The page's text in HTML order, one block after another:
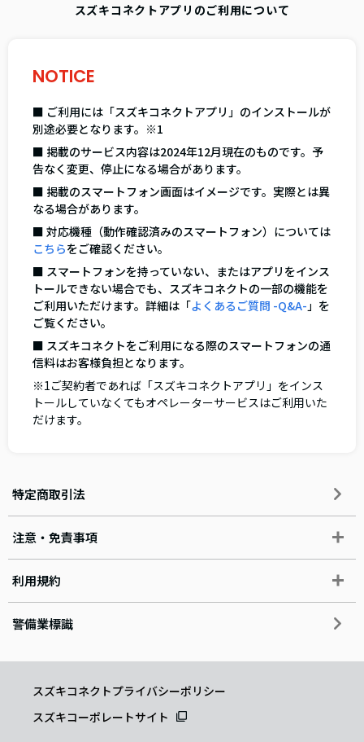
スズキコネクトアプリのご利用について
NOTICE
■ ご利用には「スズキコネクトアプリ」のインストールが
別途必要となります。※1
■ 掲載のサービス内容は2024年12月現在のものです。予
告なく変更、停止になる場合があります。
■ 掲載のスマートフォン画面はイメージです。実際とは異
なる場合があります。
■ 対応機種（動作確認済みのスマートフォン）については
こちらをご確認ください。
■ スマートフォンを持っていない、またはアプリをインス
トールできない場合でも、スズキコネクトの一部の機能を
ご利用いただけます。詳細は「よくあるご質問 -Q&A- 」を
ご覧ください。
■ スズキコネクトをご利用になる際のスマートフォンの通
信料はお客様負担となります。
※1ご契約者であれば「スズキコネクトアプリ」をインス
トールしていなくてもオペレーターサービスはご利用いた
だけます。
特定商取引法
注意・免責事項
利用規約
警備業標識
スズキコネクトプライバシーポリシー
スズキコーポレートサイト